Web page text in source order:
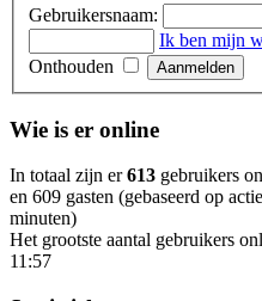
Gebruikersnaam:
Ik ben mijn
Onthouden
Wie is er online
In totaal zijn er613 gebruikers
en 609 gasten (gebaseerd op
minuten)
Het grootste aantal gebruikers
11:57